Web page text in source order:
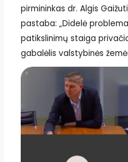
pirmininkas dr. Algis
pastaba: „Didelė
patikslinimų staiga
gabalėlis valstybinės